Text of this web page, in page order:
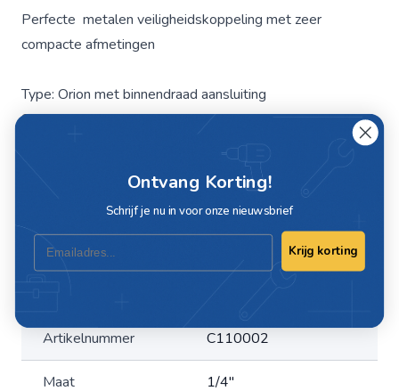
Perfecte metalen veiligheidskoppeling met zeer
compacte afmetingen
Type: Orion met binnendraad aansluiting
Serie: 110C
Sleutelwijdte: 22 mm
Artikelnummer C110002
Maat 1/4"
Ontvang Korting!
Schrijf je nu in voor onze nieuwsbrief
Email
Krijg korting